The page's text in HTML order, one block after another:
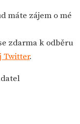
máte zájem o mé
zdarma k odběru
Twitter.